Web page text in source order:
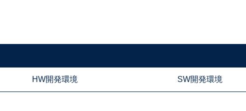
HW開発環境 SW開発環境